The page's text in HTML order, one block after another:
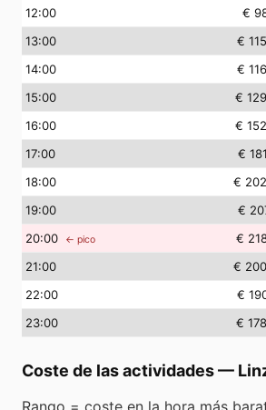
12:00 €
13:00 €
14:00 €
15:00 €
16:00 €
17:00 €
18:00 €
19:00 €
20:00 ← pico €
21:00 €
22:00 €
23:00 €
Coste de las actividades—
Rango = coste en la hora más